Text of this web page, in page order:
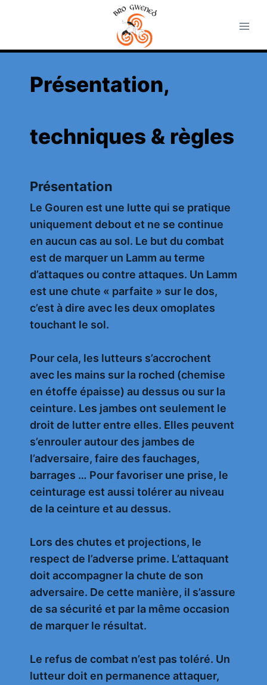
Présentation,
techniques & règles
Présentation
Le Gouren est une lutte qui se pratique
uniquement debout et ne se continue
en aucun cas au sol. Le but du combat
est de marquer un Lamm au terme
d’attaques ou contre attaques. Un Lamm
est une chute « parfaite » sur le dos,
c’est à dire avec les deux omoplates
touchant le sol.
Pour cela, les lutteurs s’accrochent
avec les mains sur la roched (chemise
en étoffe épaisse) au dessus ou sur la
ceinture. Les jambes ont seulement le
droit de lutter entre elles. Elles peuvent
s’enrouler autour des jambes de
l’adversaire, faire des fauchages,
barrages … Pour favoriser une prise, le
ceinturage est aussi tolérer au niveau
de la ceinture et au dessus.
Lors des chutes et projections, le
respect de l’adverse prime. L’attaquant
doit accompagner la chute de son
adversaire. De cette manière, il s’assure
de sa sécurité et par la même occasion
de marquer le résultat.
Le refus de combat n’est pas toléré. Un
lutteur doit en permanence attaquer,